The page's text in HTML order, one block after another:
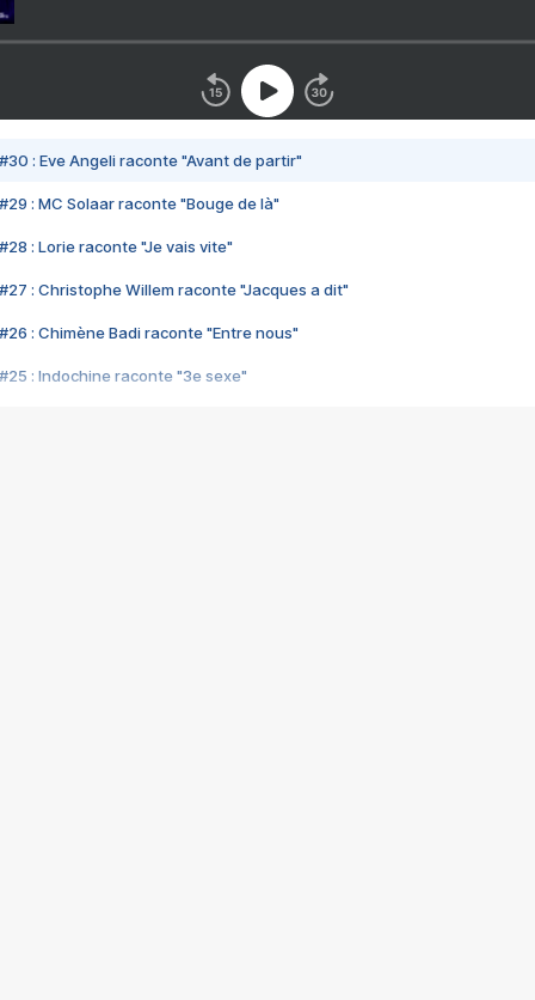
#30 : Eve Angeli raconte "Avant de partir"
#29 : MC Solaar raconte "Bouge de là"
#28 : Lorie raconte "Je vais vite"
#27 : Christophe Willem raconte "Jacques a dit"
#26 : Chimène Badi raconte "Entre nous"
#25 : Indochine raconte "3e sexe"